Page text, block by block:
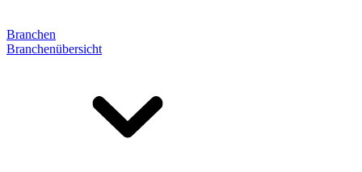
Branchen
Branchenübersicht